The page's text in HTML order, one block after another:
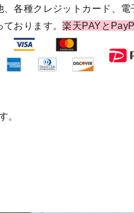
各種クレジットカード、
ております。楽天PAYと
。